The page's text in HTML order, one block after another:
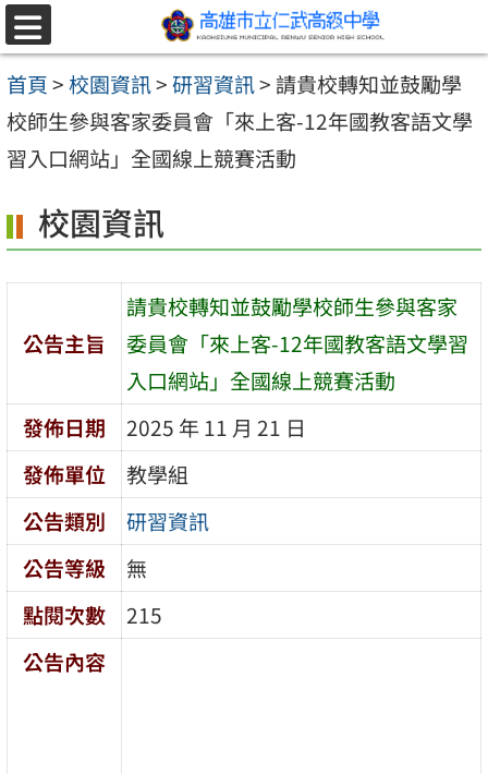
跳至主要內容區
選
單
首頁>校園資訊>研習資訊> 請貴校轉知並鼓勵學
校師生參與客家委員會「來上客-12年國教客語文學
習入口網站」全國線上競賽活動
校園資訊
公告主旨
請貴校轉知並鼓勵學校師生參與客家
委員會「來上客-12年國教客語文學習
入口網站」全國線上競賽活動
發佈日期
2025 年 11 月 21 日
發佈單位
教學組
公告類別
研習資訊
公告等級
無
點閱次數
215
公告內容